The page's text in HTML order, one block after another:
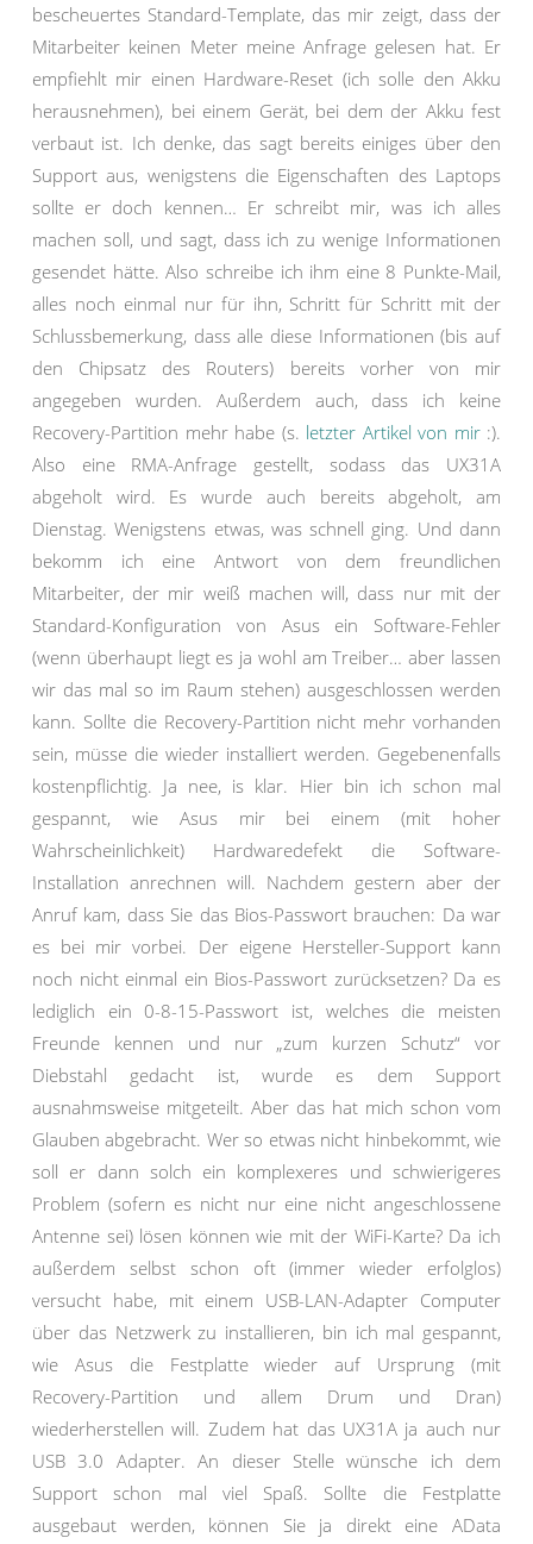
bescheuertes Standard-Template, das mir zeigt, dass der
Mitarbeiter keinen Meter meine Anfrage gelesen hat. Er
empfiehlt mir einen Hardware-Reset (ich solle den Akku
herausnehmen), bei einem Gerät, bei dem der Akku fest
verbaut ist. Ich denke, das sagt bereits einiges über den
Support aus, wenigstens die Eigenschaften des Laptops
sollte er doch kennen… Er schreibt mir, was ich alles
machen soll, und sagt, dass ich zu wenige Informationen
gesendet hätte. Also schreibe ich ihm eine 8 Punkte-Mail,
alles noch einmal nur für ihn, Schritt für Schritt mit der
Schlussbemerkung, dass alle diese Informationen (bis auf
den Chipsatz des Routers) bereits vorher von mir
angegeben wurden. Außerdem auch, dass ich keine
Recovery-Partition mehr habe (s. letzter Artikel von mir:).
Also eine RMA-Anfrage gestellt, sodass das UX31A
abgeholt wird. Es wurde auch bereits abgeholt, am
Dienstag. Wenigstens etwas, was schnell ging. Und dann
bekomm ich eine Antwort von dem freundlichen
Mitarbeiter, der mir weiß machen will, dass nur mit der
Standard-Konfiguration von Asus ein Software-Fehler
(wenn überhaupt liegt es ja wohl am Treiber… aber lassen
wir das mal so im Raum stehen) ausgeschlossen werden
kann. Sollte die Recovery-Partition nicht mehr vorhanden
sein, müsse die wieder installiert werden. Gegebenenfalls
kostenpflichtig. Ja nee, is klar. Hier bin ich schon mal
gespannt, wie Asus mir bei einem (mit hoher
Wahrscheinlichkeit) Hardwaredefekt die Software-
Installation anrechnen will. Nachdem gestern aber der
Anruf kam, dass Sie das Bios-Passwort brauchen: Da war
es bei mir vorbei. Der eigene Hersteller-Support kann
noch nicht einmal ein Bios-Passwort zurücksetzen? Da es
lediglich ein 0-8-15-Passwort ist, welches die meisten
Freunde kennen und nur „zum kurzen Schutz“ vor
Diebstahl gedacht ist, wurde es dem Support
ausnahmsweise mitgeteilt. Aber das hat mich schon vom
Glauben abgebracht. Wer so etwas nicht hinbekommt, wie
soll er dann solch ein komplexeres und schwierigeres
Problem (sofern es nicht nur eine nicht angeschlossene
Antenne sei) lösen können wie mit der WiFi-Karte? Da ich
außerdem selbst schon oft (immer wieder erfolglos)
versucht habe, mit einem USB-LAN-Adapter Computer
über das Netzwerk zu installieren, bin ich mal gespannt,
wie Asus die Festplatte wieder auf Ursprung (mit
Recovery-Partition und allem Drum und Dran)
wiederherstellen will. Zudem hat das UX31A ja auch nur
USB 3.0 Adapter. An dieser Stelle wünsche ich dem
Support schon mal viel Spaß. Sollte die Festplatte
ausgebaut werden, können Sie ja direkt eine AData